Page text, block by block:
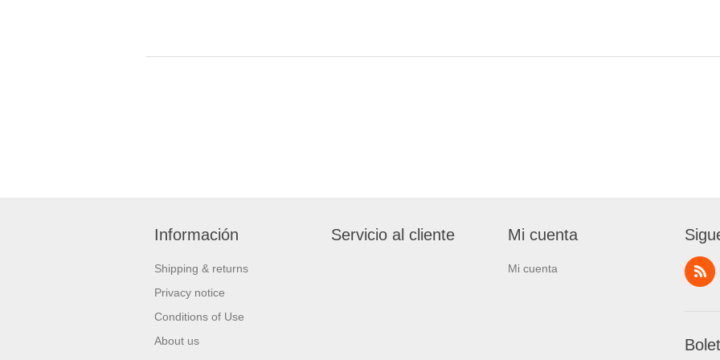
Información
Shipping & returns
Privacy notice
Conditions of Use
About us
Servicio al cliente Mi cuenta
Mi cuenta